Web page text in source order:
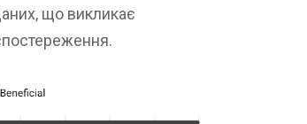
що викликає